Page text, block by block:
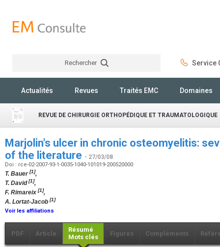
Rechercher Service
Actualités Revues Traités EMC Domaines
REVUE DE CHIRURGIE ORTHOPÉDIQUE ET TRAUMATOLOGIQUE
Marjolin's ulcer in chronic osteomyelitis:
of the literature - 27/03/08
Doi : rce-02-2007-93-1-0035-1040-101019-200520000
T. Bauer[1],
T. David[1],
F. Rimareix [1],
A. Lortat-Jacob [1]
Voir les affiliations
PDF Article
Résumé
Mots clés
Figures Compléments